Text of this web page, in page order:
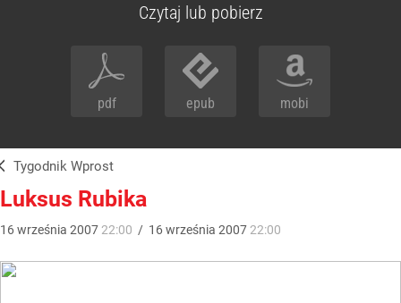
Czytaj lub pobierz
pdf epub mobi
Tygodnik Wprost
Luksus Rubika
16września 2007 22:00 / 16września 2007 22:00